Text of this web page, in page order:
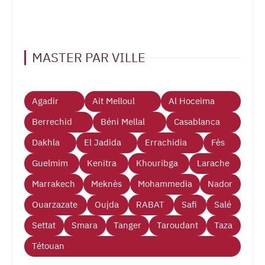
MASTER PAR VILLE
Agadir Ait Melloul
Al Hoceima
Berrechid
Béni Mellal
Casablanca
Dakhla
El Jadida Errachidia
Fès
Guelmim
Kenitra Khouribga
Larache
Marrakech
Meknès Mohammedia
Nador
Ouarzazate
Oujda RABAT Safi
Salé
Settat
Smara Tanger Taroudant
Taza
Tétouan